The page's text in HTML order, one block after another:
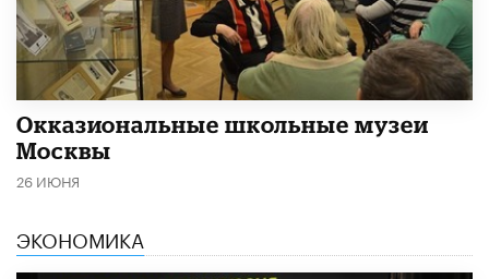
​Окказиональные школьные музеи
Москвы
26 ИЮНЯ
ЭКОНОМИКА